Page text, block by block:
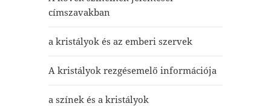
címszavakban
a kristályok és az emberi szervek
A kristályok rezgésemelő információja
a színek és a kristályok